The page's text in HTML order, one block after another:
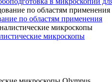
по областям применения
микроскопы